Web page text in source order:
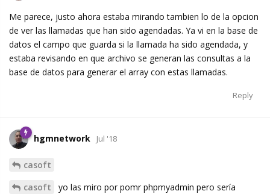
Me parece, justo ahora estaba mirando tambien lo de la opcion
de ver las llamadas que han sido agendadas. Ya vi en la base de
datos el campo que guarda si la llamada ha sido agendada, y
estaba revisando en que archivo se generan las consultas a la
base de datos para generar el array con estas llamadas.
Reply
hgmnetwork Jul '18
casoft
casoft
yo las miro por pomr phpmyadmin pero sería